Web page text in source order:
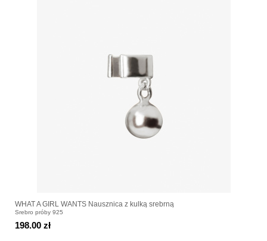
WHAT A GIRL WANTS Nausznica z kulką srebrną
Srebro próby 925
198.00 zł